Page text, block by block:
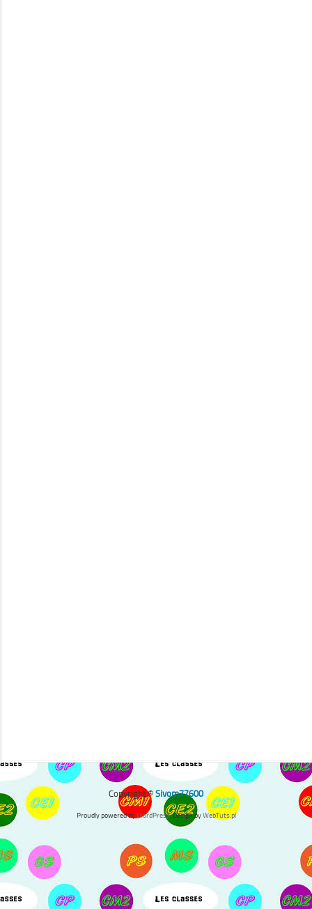
Copyright © Sivom77600
Proudly powered byWordPress. Design byWebTuts.pl